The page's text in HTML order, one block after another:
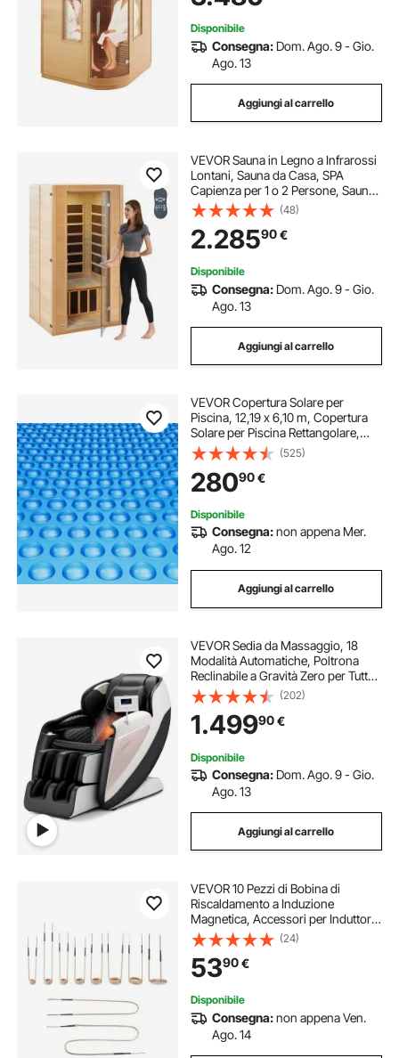
Disponibile
Consegna: Dom. Ago. 9 - Gio.
Ago. 13
Aggiungi al carrello
VEVOR Sauna in Legno a Infrarossi
Lontani, Sauna da Casa, SPA
Capienza per 1 o 2 Persone, Sauna
in Legno di Cicuta a Infrarossi
Lontani a Basso EMF Porta in Vetro
Temperato, Altoparlanti Bluetooth
(48)
2.28590€
Disponibile
Consegna: Dom. Ago. 9 - Gio.
Ago. 13
Aggiungi al carrello
VEVOR Copertura Solare per
Piscina, 12,19 x 6,10 m, Copertura
Solare per Piscina Rettangolare,
Spessore 0,4 mm, Protezione per
Piscina per Piscina Interrata Fuori
Terra, per Riscaldamento Acqua,
Blu
(525)
28090€
Disponibile
Consegna:non appena Mer.
Ago. 12
Aggiungi al carrello
VEVOR Sedia da Massaggio, 18
Modalità Automatiche, Poltrona
Reclinabile a Gravità Zero per Tutto
Corpo con Pista SL, Poltrona
Reclinabile con Massaggio 3D e
Riscaldamento, Rullo per Piedi,
Schermo LCD
(202)
1.49990€
Disponibile
Consegna: Dom. Ago. 9 - Gio.
Ago. 13
Aggiungi al carrello
VEVOR 10 Pezzi di Bobina di
Riscaldamento a Induzione
Magnetica, Accessori per Induttori
di Calore, per la Rimozione di
Bulloni e Dadi Arrugginiti, 10 Bobine,
1 a Forma di U, 1 a Forma Libera
(24)
5390€
Disponibile
Consegna:non appena Ven.
Ago. 14